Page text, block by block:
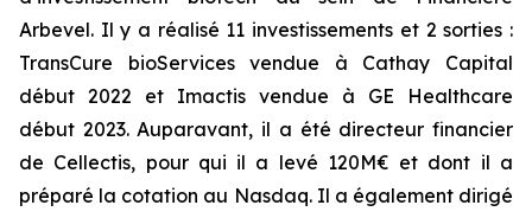
Arbevel. Il y a réalisé 11 investissements et 2 sorties :
TransCure bioServices vendue à Cathay Capital
début 2022 et Imactis vendue à GE Healthcare
début 2023. Auparavant, il a été directeur financier
de Cellectis, pour qui il a levé 120M€ et dont il a
préparé la cotation au Nasdaq. Il a également dirigé